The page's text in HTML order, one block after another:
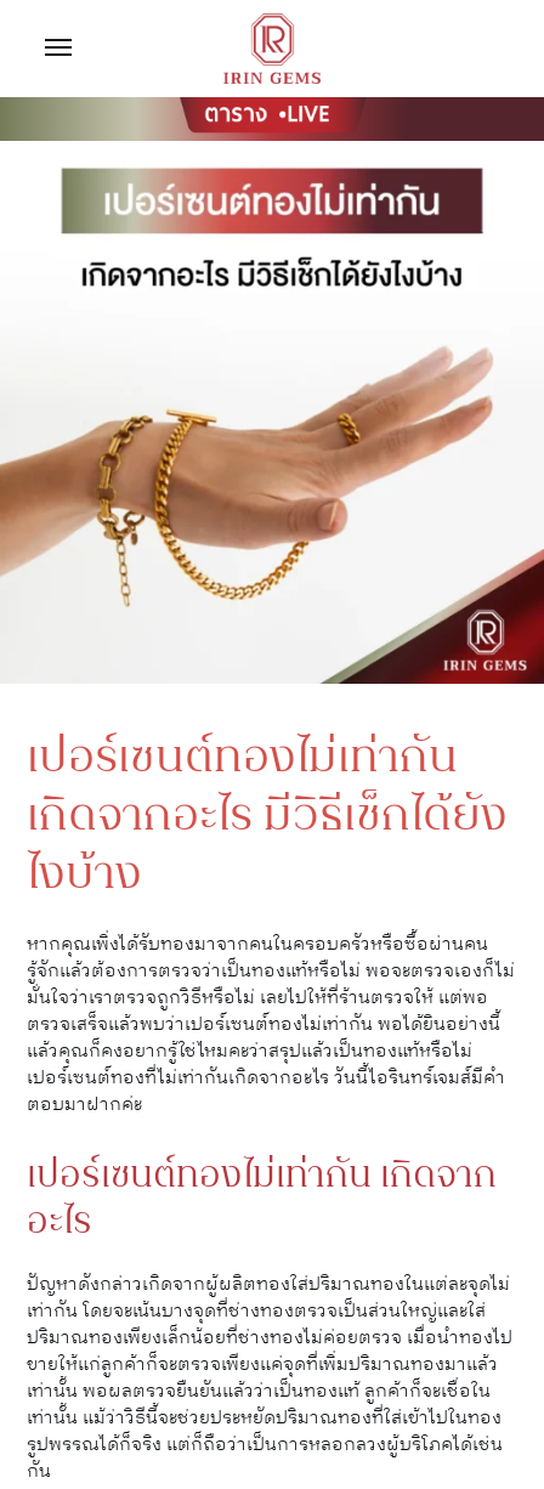
เปอร์เซนต์ทองไม่เท่ากัน
เกิดจากอะไร มีวิธีเช็กได้ยัง
ไงบ้าง
หากคุณเพิ่งได้รับทองมาจากคนในครอบครัวหรือซื้อผ่านคน
รู้จักแล้วต้องการตรวจว่าเป็นทองแท้หรือไม่ พอจะตรวจเองก็ไม่
มั่นใจว่าเราตรวจถูกวิธีหรือไม่ เลยไปให้ที่ร้านตรวจให้ แต่พอ
ตรวจเสร็จแล้วพบว่าเปอร์เซนต์ทองไม่เท่ากัน พอได้ยินอย่างนี้
แล้วคุณก็คงอยากรู้ใช่ไหมคะว่าสรุปแล้วเป็นทองแท้หรือไม่
เปอร์เซนต์ทองที่ไม่เท่ากันเกิดจากอะไร วันนี้ไอรินทร์เจมส์มีคำ
ตอบมาฝากค่ะ
เปอร์เซนต์ทองไม่เท่ากัน เกิดจาก
อะไร
ปัญหาดังกล่าวเกิดจากผู้ผลิตทองใส่ปริมาณทองในแต่ละจุดไม่
เท่ากัน โดยจะเน้นบางจุดที่ช่างทองตรวจเป็นส่วนใหญ่และใส่
ปริมาณทองเพียงเล็กน้อยที่ช่างทองไม่ค่อยตรวจ เมื่อนำทองไป
ขายให้แก่ลูกค้าก็จะตรวจเพียงแค่จุดที่เพิ่มปริมาณทองมาแล้ว
เท่านั้น พอผลตรวจยืนยันแล้วว่าเป็นทองแท้ ลูกค้าก็จะเชื่อใน
เท่านั้น แม้ว่าวิธีนี้จะช่วยประหยัดปริมาณทองที่ใส่เข้าไปในทอง
รูปพรรณได้ก็จริง แต่ก็ถือว่าเป็นการหลอกลวงผู้บริโภคได้เช่น
กัน